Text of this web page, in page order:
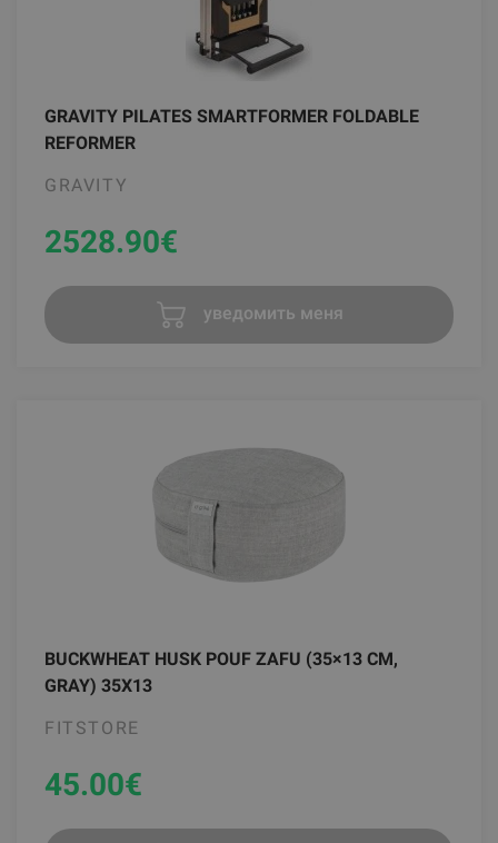
GRAVITY PILATES SMARTFORMER FOLDABLE
REFORMER
GRAVITY
2528.90€
уведомить меня
BUCKWHEAT HUSK POUF ZAFU (35×13 CM,
GRAY) 35X13
FITSTORE
45.00€